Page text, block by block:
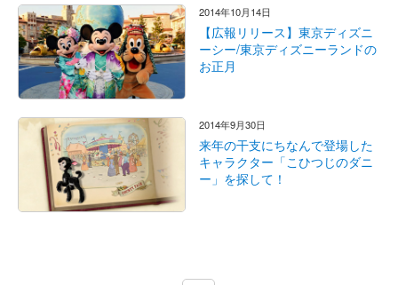
2014年10月14日
【広報リリース】東京ディズニ
ーシー/東京ディズニーランドの
お正月
2014年9月30日
来年の干支にちなんで登場した
キャラクター「こひつじのダニ
ー」を探して！